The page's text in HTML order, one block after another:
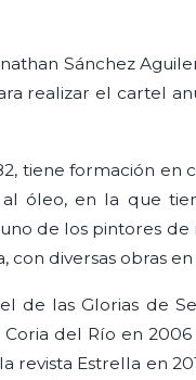
Sánchez
realizar el cartel
tiene formación
óleo, en la que
de los pintores
con diversas obras
de las Glorias de
del Río en
revista Estrella en